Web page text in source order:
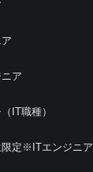
ア
IT職種）
限定※ITエンジニア